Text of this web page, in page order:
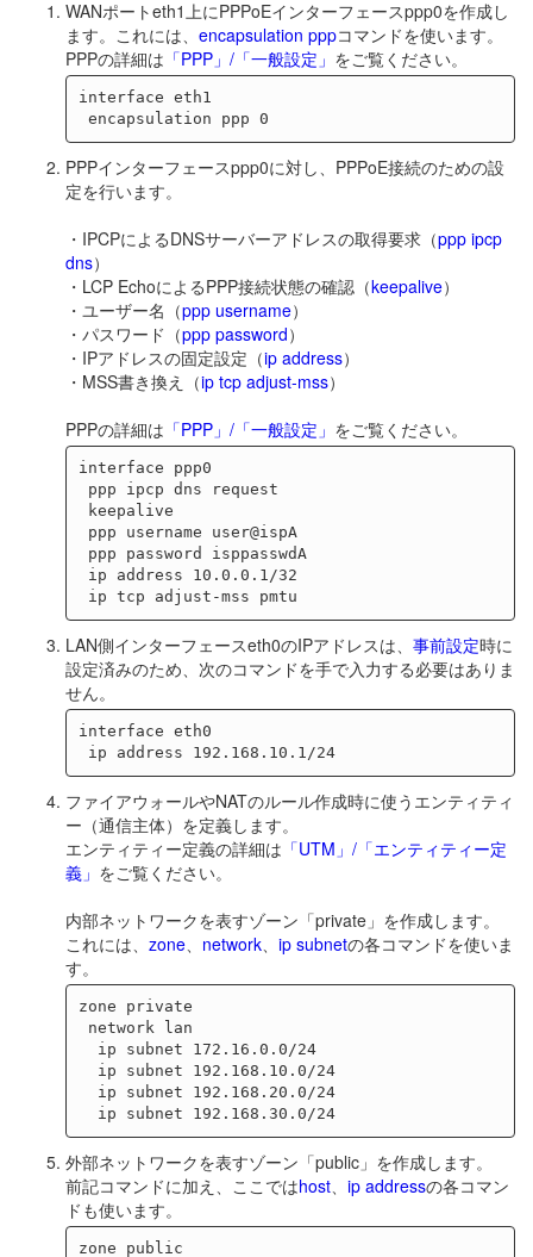
WANポートeth1上にPPPoEインターフェースppp0を作成し
ます。これには、 encapsulation pppコマンドを使います。
PPPの詳細は 「PPP」/「一般設定」 をご覧ください。
interface eth1
PPPインターフェースppp0に対し、PPPoE接続のための設
定を行います。
・IPCPによるDNSサーバーアドレスの取得要求（ppp ipcp
dns）
・LCP EchoによるPPP接続状態の確認（keepalive）
・ユーザー名（ppp username）
・パスワード（ppp password）
・IPアドレスの固定設定（ip address）
・MSS書き換え（ip tcp adjust-mss）
PPPの詳細は 「PPP」/「一般設定」 をご覧ください。
interface ppp0
LAN側インターフェースeth0のIPアドレスは、 事前設定時に
設定済みのため、次のコマンドを手で入力する必要はありま
せん。
interface eth0
ip address 192.168.10.1/24
ファイアウォールやNATのルール作成時に使うエンティティ
ー（通信主体）を定義します。
エンティティー定義の詳細は 「UTM」/「エンティティー定
義」 をご覧ください。
内部ネットワークを表すゾーン「private」を作成します。
これには、 zone network ip subnetの各コマンドを使いま
す。
zone private
  ip subnet 192.168.30.0/24
外部ネットワークを表すゾーン「public」を作成します。
前記コマンドに加え、ここではhost ip addressの各コマン
ドも使います。
zone public